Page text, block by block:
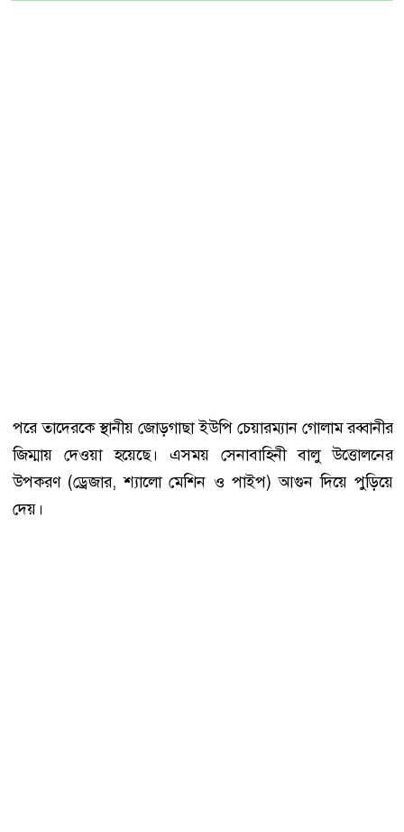
পরে তাদেরকে স্থানীয় জোড়গাছা ইউপি চেয়ারম্যান গোলাম রব্বানীর
জিম্মায় দেওয়া হয়েছে। এসময় সেনাবাহিনী বালু উত্তোলনের
উপকরণ (ড্রেজার, শ্যালো মেশিন ও পাইপ) আগুন দিয়ে পুড়িয়ে
দেয়।